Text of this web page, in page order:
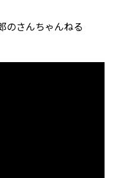
のさんちゃんねる